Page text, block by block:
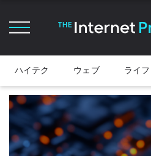
ハイテク ウェブ ライフ